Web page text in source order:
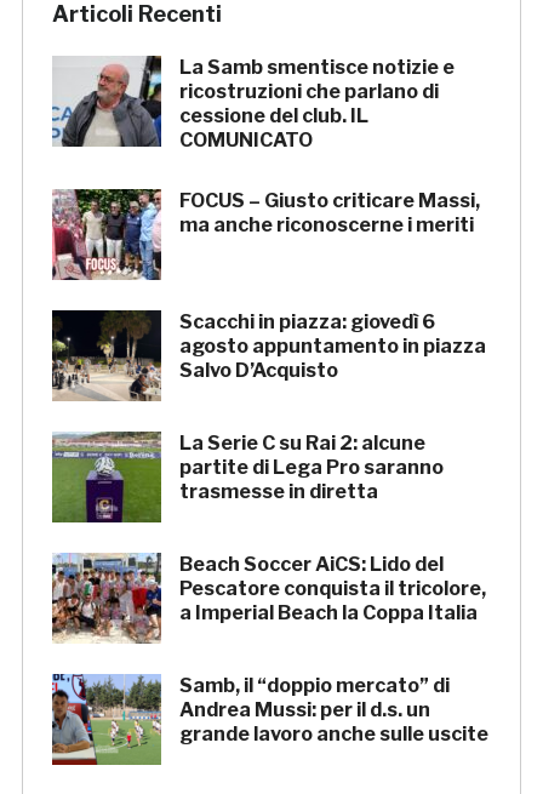
Articoli Recenti
La Samb smentisce notizie e
ricostruzioni che parlano di
cessione del club. IL
COMUNICATO
FOCUS – Giusto criticare Massi,
ma anche riconoscerne i meriti
Scacchi in piazza: giovedì 6
agosto appuntamento in piazza
Salvo D’Acquisto
La Serie C su Rai 2: alcune
partite di Lega Pro saranno
trasmesse in diretta
Beach Soccer AiCS: Lido del
Pescatore conquista il tricolore,
a Imperial Beach la Coppa Italia
Samb, il “doppio mercato” di
Andrea Mussi: per il d.s. un
grande lavoro anche sulle uscite